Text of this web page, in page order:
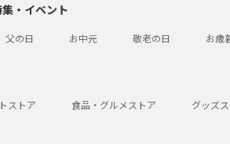
・イベント
父の日 お中元 敬老の日 お歳
ストア 食品・グルメストア グッズ